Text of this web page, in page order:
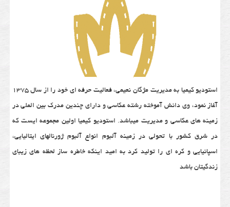
استودیو کیمیا به مدیریت مژگان نعیمی، فعالیت حرفه ای خود را از سال 1375
آغاز نمود، وی دانش آموخته رشته عکاسی و دارای چندین مدرک بین الملی در
زمینه های عکاسی و مدیریت میباشد. استودیو کیمیا اولین مجموعه ایست که
در شرق کشور با تحولی در زمینه آلبوم انواع آلبوم ژورنالهای ایتالیایی،
اسپانیایی و کره ای را تولید کرد به امید اینکه خاطره ساز لحظه های زیبای
زندگیتان باشد